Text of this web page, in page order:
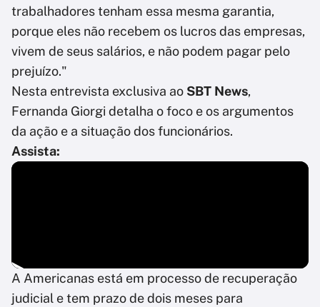
trabalhadores tenham essa mesma garantia,
porque eles não recebem os lucros das empresas,
vivem de seus salários, e não podem pagar pelo
prejuízo."
Nesta entrevista exclusiva ao SBT News,
Fernanda Giorgi detalha o foco e os argumentos
da ação e a situação dos funcionários.
Assista:
A Americanas está em processo de recuperação
judicial e tem prazo de dois meses para